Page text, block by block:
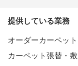
提供している業務
オーダーカーペット
カーペット張替・